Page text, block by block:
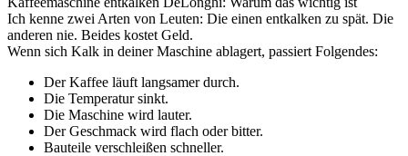
Ich kenne zwei Arten von Leuten: Die einen entkalken zu spät. Die
anderen nie. Beides kostet Geld.
Wenn sich Kalk in deiner Maschine ablagert, passiert Folgendes:
Der Kaffee läuft langsamer durch.
Die Temperatur sinkt.
Die Maschine wird lauter.
Der Geschmack wird flach oder bitter.
Bauteile verschleißen schneller.